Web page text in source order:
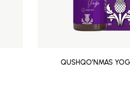
QUSHQO'NMAS